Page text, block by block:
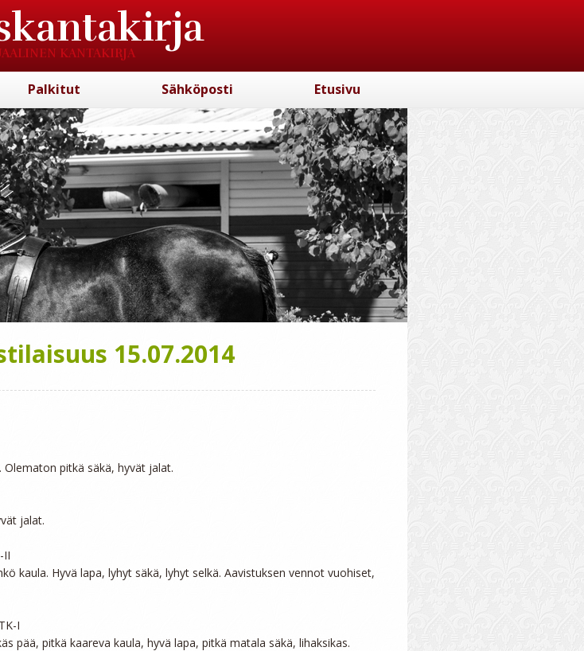
KANTAKIRJA
Palkitut Sähköposti Etusivu
15.07.2014
Olematon pitkä säkä, hyvät jalat.
jalat.
II
kaula. Hyvä lapa, lyhyt säkä, lyhyt selkä. Aavistuksen vennot vuohiset,
I
pää, pitkä kaareva kaula, hyvä lapa, pitkä matala säkä, lihaksikas.